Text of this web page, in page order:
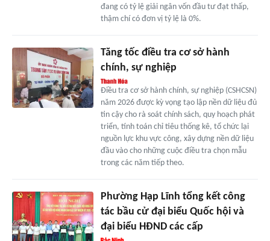
đang có tỷ lệ giải ngân vốn đầu tư đạt thấp,
thậm chí có đơn vị tỷ lệ là 0%.
Tăng tốc điều tra cơ sở hành
chính, sự nghiệp
Điều tra cơ sở hành chính, sự nghiệp (CSHCSN)
năm 2026 được kỳ vọng tạo lập nền dữ liệu đủ
tin cậy cho rà soát chính sách, quy hoạch phát
triển, tính toán chỉ tiêu thống kê, tổ chức lại
nguồn lực khu vực công, xây dựng nền dữ liệu
đầu vào cho những cuộc điều tra chọn mẫu
trong các năm tiếp theo.
Phường Hạp Lĩnh tổng kết công
tác bầu cử đại biểu Quốc hội và
đại biểu HĐND các cấp